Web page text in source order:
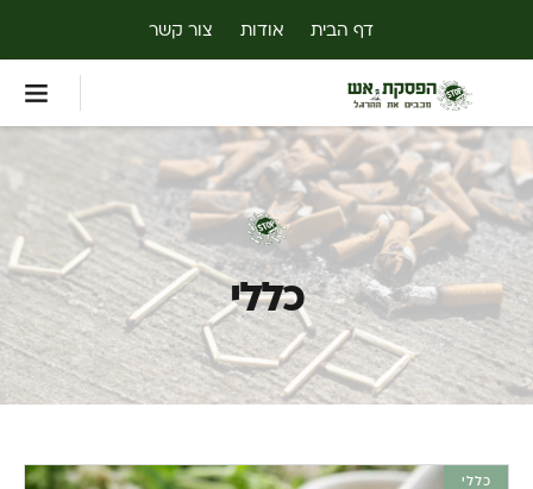
דף הבית אודות צור קשר
כללי
כללי